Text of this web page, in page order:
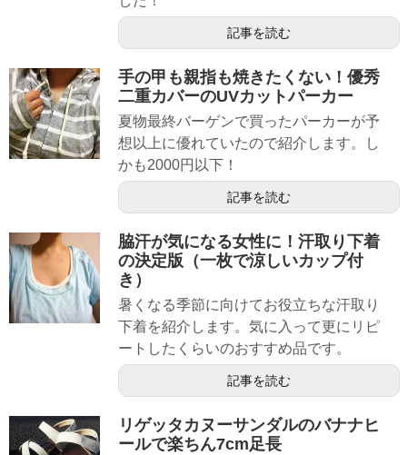
記事を読む
手の甲も親指も焼きたくない！優秀
二重カバーのUVカットパーカー
夏物最終バーゲンで買ったパーカーが予
想以上に優れていたので紹介します。し
かも2000円以下！
記事を読む
脇汗が気になる女性に！汗取り下着
の決定版（一枚で涼しいカップ付
き）
暑くなる季節に向けてお役立ちな汗取り
下着を紹介します。気に入って更にリピ
ートしたくらいのおすすめ品です。
記事を読む
リゲッタカヌーサンダルのバナナヒ
ールで楽ちん7cm足長